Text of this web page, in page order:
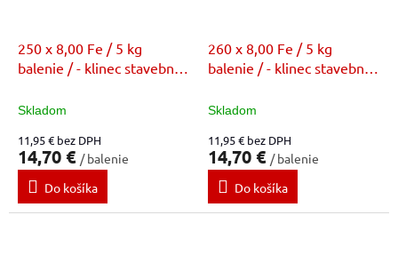
250 x 8,00 Fe / 5 kg
balenie / - klinec stavebný
Skladom
11,95 € bez DPH
14,70 € / balenie
Do košíka
260 x 8,00 Fe / 5 kg
balenie / - klinec stavebný
Skladom
11,95 € bez DPH
14,70 € / balenie
Do košíka